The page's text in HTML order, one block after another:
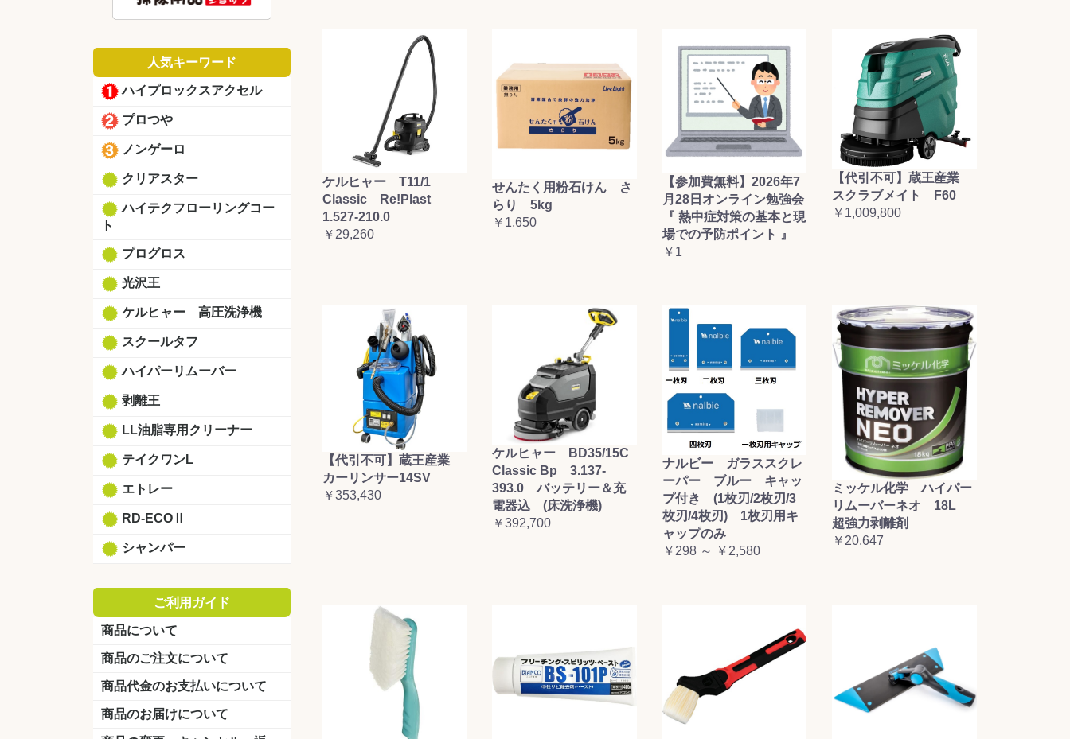
人気キーワード
ハイプロックスアクセル
プロつや
ノンゲーロ
クリアスター
ハイテクフローリングコー
ト
プログロス
光沢王
ケルヒャー 高圧洗浄機
スクールタフ
ハイパーリムーバー
剥離王
LL油脂専用クリーナー
テイクワンL
エトレー
RD-ECOⅡ
シャンパー
ご利用ガイド
商品について
商品のご注文について
商品代金のお支払いについて
商品のお届けについて
ケルヒャー T11/1
Classic Re!Plast
1.527-210.0
￥29,260
せんたく用粉石けん さ
らり 5kg
￥1,650
【参加費無料】2026年7
月28日オンライン勉強会
『 熱中症対策の基本と現
場での予防ポイント 』
￥1
【代引不可】蔵王産業
スクラブメイト F60
￥1,009,800
【代引不可】蔵王産業
カーリンサー14SV
￥353,430
ケルヒャー BD35/15C
Classic Bp 3.137-
393.0 バッテリー＆充
電器込 (床洗浄機)
￥392,700
ナルビー ガラススクレ
ーパー ブルー キャッ
プ付き (1枚刃/2枚刃/3
枚刃/4枚刃) 1枚刃用キ
ャップのみ
￥298 ～ ￥2,580
ミッケル化学 ハイパー
リムーバーネオ 18L
超強力剥離剤
￥20,647